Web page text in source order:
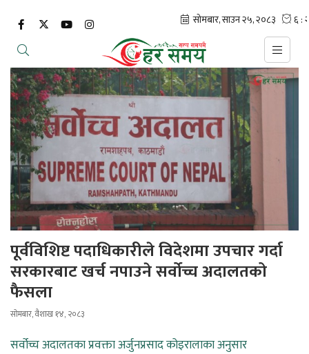
पूर्वविशिष्ट पदाधिकारीले विदेशमा उपचार गर्दा
सरकारबाट खर्च नपाउने सर्वोच्च अदालतको
फैसला
सोमबार, वैशाख १४, २०८३
सर्वोच्च अदालतका प्रवक्ता अर्जुनप्रसाद कोइरालाका अनुसार